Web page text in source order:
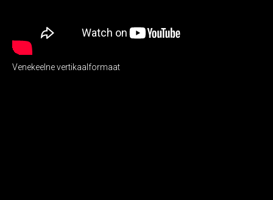
Venekeelne vertikaalformaat